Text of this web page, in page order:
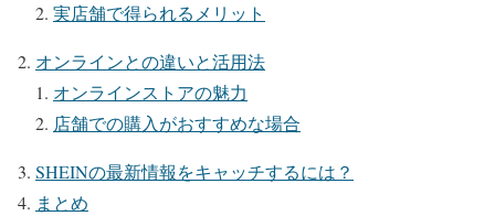
実店舗で得られるメリット
オンラインとの違いと活用法
オンラインストアの魅力
店舗での購入がおすすめな場合
SHEINの最新情報をキャッチするには？
まとめ